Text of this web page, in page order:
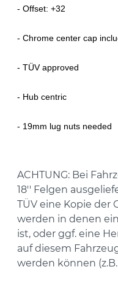
- Offset: +32
- Chrome center cap
- TÜV approved
- Hub centric
- 19mm lug nuts needed
ACHTUNG: Bei
18'' Felgen
TÜV eine Kopie der
werden in denen
ist, oder ggf. eine
auf diesem
werden können